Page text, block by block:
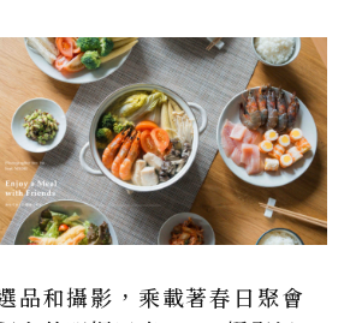
品和攝影，乘載著春日聚會